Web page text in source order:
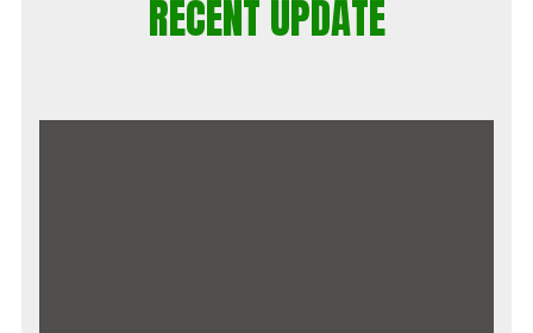
RECENT UPDATE